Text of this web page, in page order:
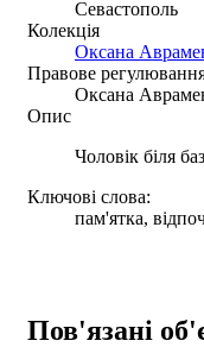
Севастополь
Колекція
Оксана
Правове
Оксана
Опис
Чоловік біля
Ключові слова:
пам'ятка,
Пов'язані